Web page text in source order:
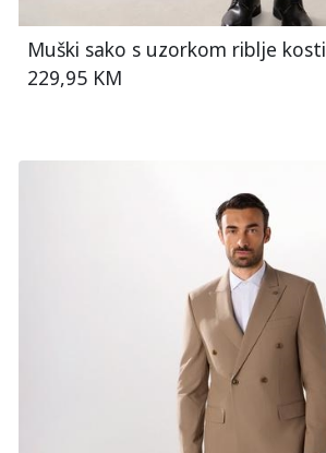
Muški sako s uzorkom riblje kosti
229,95 KM